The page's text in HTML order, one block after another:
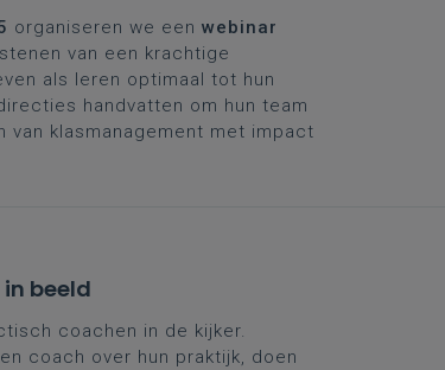
organiseren we een webinar
van een krachtige
als leren optimaal tot hun
handvatten om hun team
klasmanagement met impact
beeld
coachen in de kijker.
coach over hun praktijk, doen